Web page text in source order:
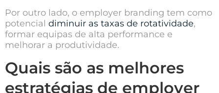
Por outro lado, o employer branding tem como
potencial diminuir as taxas de rotatividade,
formar equipas de alta performance e
melhorar a produtividade.
Quais são as melhores
estratégias de employer